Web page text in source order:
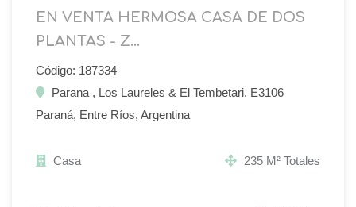
EN VENTA HERMOSA CASA DE DOS
PLANTAS - Z...
Código: 187334
Parana , Los Laureles & El Tembetari, E3106
Paraná, Entre Ríos, Argentina
Casa 235 M² Totales